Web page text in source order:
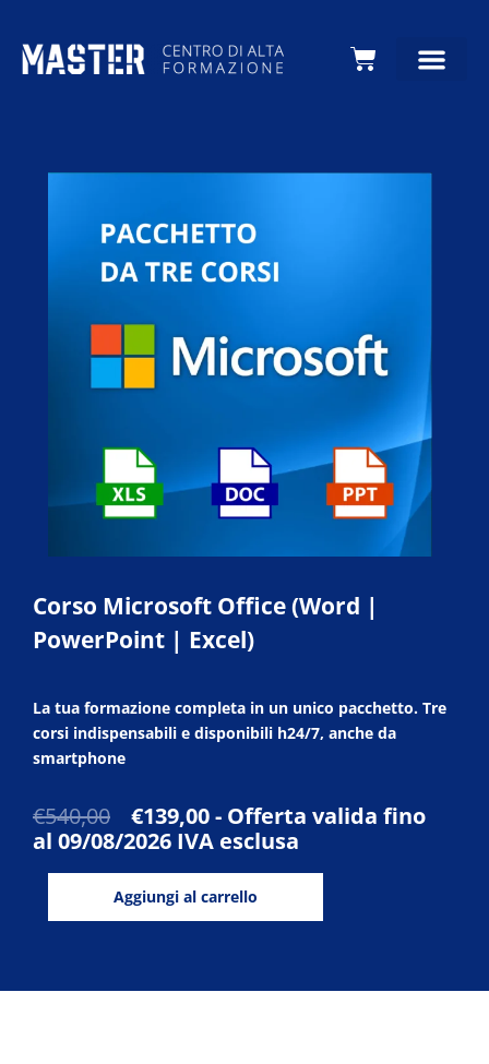
Carrello
Corso Microsoft Office (Word |
PowerPoint | Excel)
La tua formazione completa in un unico pacchetto. Tre
corsi indispensabili e disponibili h24/7, anche da
smartphone
€540,00
Il
prezzo
era:
€540,00.
€139,00- Offerta valida fino
al 09/08/2026
Il
prezzo
è:
€139,00.
IVA esclusa
Aggiungi al carrello